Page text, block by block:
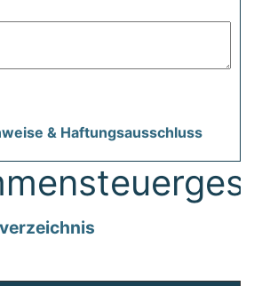
& Haftungsausschluss